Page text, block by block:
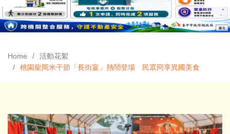
Home
活動花絮
桃園龍岡米干節「長街宴」熱鬧登場 民眾同享異國美食